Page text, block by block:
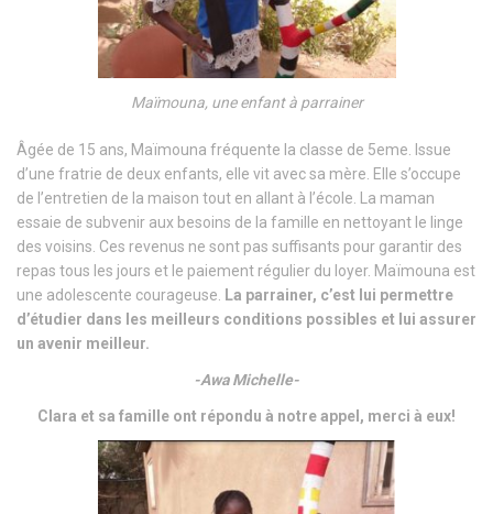
Maïmouna, une enfant à parrainer
Âgée de 15 ans, Maïmouna fréquente la classe de 5eme. Issue
d’une fratrie de deux enfants, elle vit avec sa mère. Elle s’occupe
de l’entretien de la maison tout en allant à l’école. La maman
essaie de subvenir aux besoins de la famille en nettoyant le linge
des voisins. Ces revenus ne sont pas suffisants pour garantir des
repas tous les jours et le paiement régulier du loyer. Maïmouna est
une adolescente courageuse.
La parrainer, c’est lui permettre
d’étudier dans les meilleurs conditions possibles et lui assurer
un avenir meilleur.
-Awa Michelle-
Clara et sa famille ont répondu à notre appel, merci à eux!